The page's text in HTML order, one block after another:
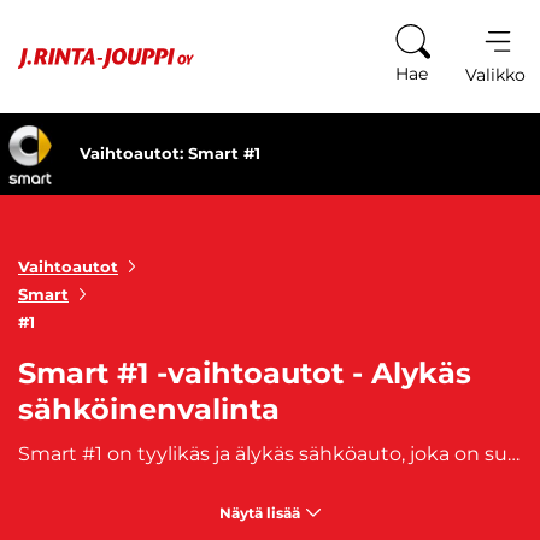
Hae Valikko
Vaihtoautot: Smart #1
Vaihtoautot
Smart
#1
Smart #1 -vaihtoautot - Alykäs
sähköinenvalinta
Smart #1 on tyylikäs ja älykäs sähköauto, joka on suunniteltu nykyaikaiselle kuljettajalle. Se on kompakti crossover, joka sopii erinomaisesti kaupunkiajoon, mutta on myös valmis pidempiin matkoihin. Auton ulkonäkö on moderni ja houkutteleva, ja se tarjoaa mukavan ja tilavan sisätilan sekä hyvin suunnitellun tavaratilan.
Näytä lisää